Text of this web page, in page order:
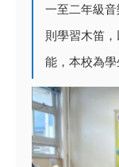
一至二年級
則學習木笛
能，本校為學